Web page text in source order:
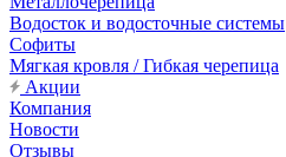
Водосток и водосточные системы
Софиты
Мягкая кровля / Гибкая черепица
Акции
Компания
Новости
Отзывы